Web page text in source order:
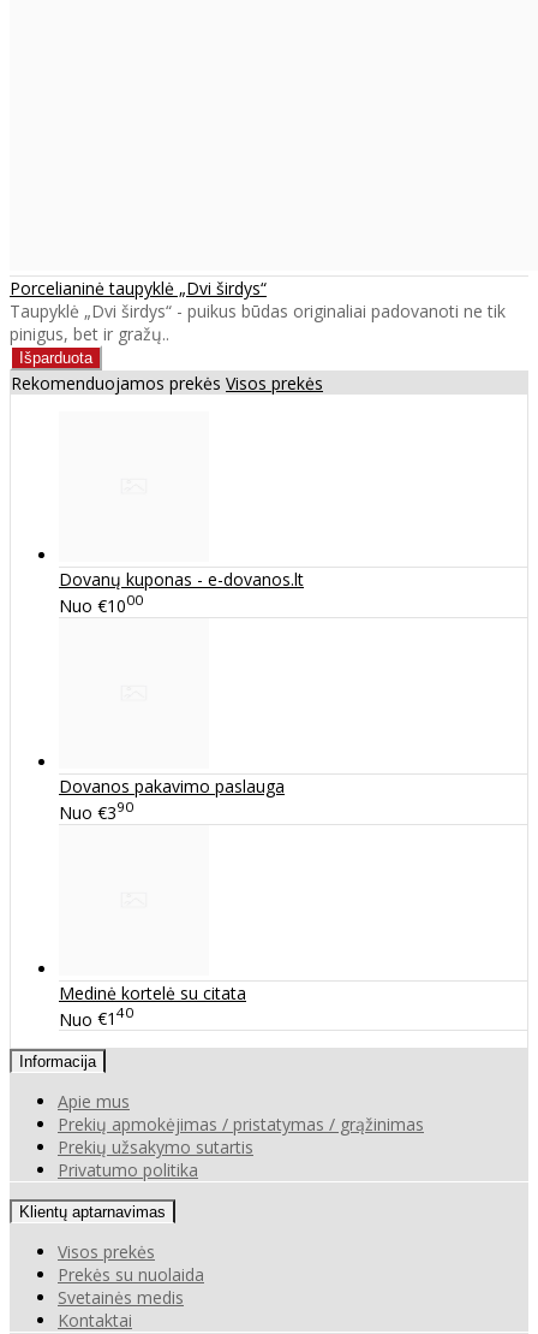
Porcelianinė taupyklė „Dvi širdys“
Taupyklė „Dvi širdys“ - puikus būdas originaliai padovanoti ne tik
pinigus, bet ir gražų..
Rekomenduojamos prekės Visos prekės
Dovanų kuponas - e-dovanos.lt
Nuo €1000
Dovanos pakavimo paslauga
Nuo €390
Medinė kortelė su citata
Nuo €1 40
Informacija
Apie mus
Prekių apmokėjimas / pristatymas / grąžinimas
Prekių užsakymo sutartis
Privatumo politika
Klientų aptarnavimas
Visos prekės
Prekės su nuolaida
Svetainės medis
Kontaktai